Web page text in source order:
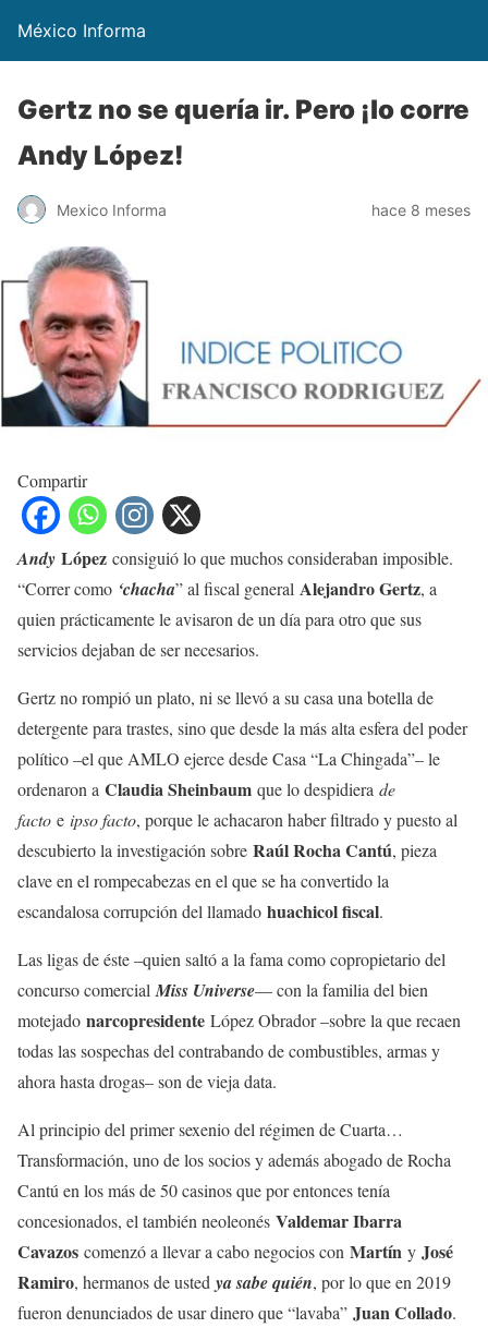
México Informa
Gertz no se quería ir. Pero ¡lo corre
Andy López!
Mexico Informa hace 8 meses
Compartir
Andy López consiguió lo que muchos consideraban imposible.
“Correr como ‘chacha” al fiscal general Alejandro Gertz, a
quien prácticamente le avisaron de un día para otro que sus
servicios dejaban de ser necesarios.
Gertz no rompió un plato, ni se llevó a su casa una botella de
detergente para trastes, sino que desde la más alta esfera del poder
político –el que AMLO ejerce desde Casa “La Chingada”– le
ordenaron a Claudia Sheinbaum que lo despidiera de
facto e ipso facto, porque le achacaron haber filtrado y puesto al
descubierto la investigación sobre Raúl Rocha Cantú, pieza
clave en el rompecabezas en el que se ha convertido la
escandalosa corrupción del llamado huachicol fiscal.
Las ligas de éste –quien saltó a la fama como copropietario del
concurso comercial Miss Universe— con la familia del bien
motejado narcopresidente López Obrador –sobre la que recaen
todas las sospechas del contrabando de combustibles, armas y
ahora hasta drogas– son de vieja data.
Al principio del primer sexenio del régimen de Cuarta…
Transformación, uno de los socios y además abogado de Rocha
Cantú en los más de 50 casinos que por entonces tenía
concesionados, el también neoleonés Valdemar Ibarra
Cavazos comenzó a llevar a cabo negocios con Martín y José
Ramiro, hermanos de usted ya sabe quién, por lo que en 2019
fueron denunciados de usar dinero que “lavaba” Juan Collado.